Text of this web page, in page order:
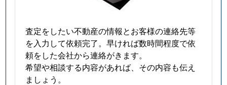
査定をしたい不動産の情報とお客様の連絡先等
を入力して依頼完了。早ければ数時間程度で依
頼をした会社から連絡がきます。
希望や相談する内容があれば、その内容も伝え
ましょう。